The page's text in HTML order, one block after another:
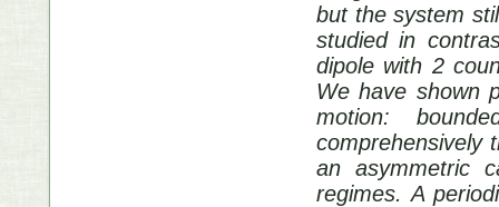
but the system
studied in
dipole with 2
We have shown
motion:
comprehensively
an asymmetric
regimes. A